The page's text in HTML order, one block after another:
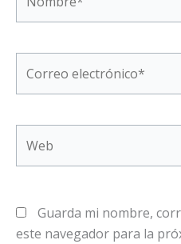
electrónico*
Guarda mi nombre,
este navegador para la